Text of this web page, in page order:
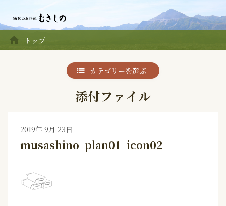
home トップ
カテゴリーを選ぶ
添付ファイル
2019年 9月 23日
musashino_plan01_icon02